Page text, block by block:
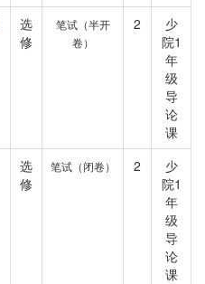
选
修
笔试（半开
卷）
2
少
院1
年
级
导
论
课
选
修
笔试（闭卷） 2
少
院1
年
级
导
论
课